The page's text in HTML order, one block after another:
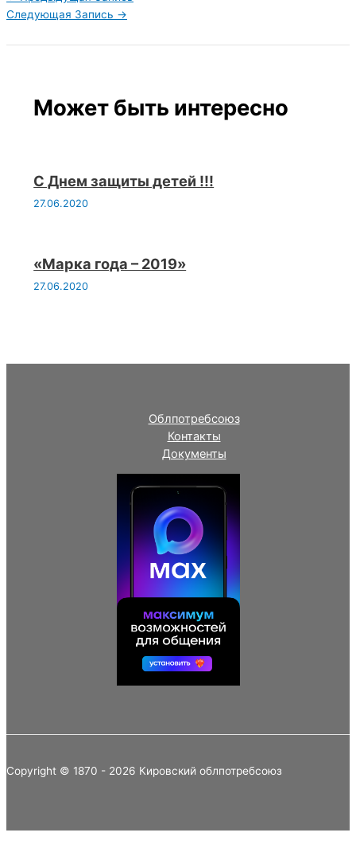
Следующая Запись →
Может быть интересно
С Днем защиты детей !!!
27.06.2020
«Марка года – 2019»
27.06.2020
Облпотребсоюз
Контакты
Документы
Copyright © 1870 - 2026 Кировский облпотребсоюз